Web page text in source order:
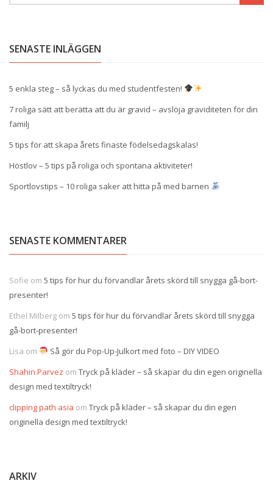
SENASTE INLÄGGEN
5 enkla steg – så lyckas du med studentfesten!
7 roliga sätt att berätta att du är gravid – avslöja graviditeten för din
familj
5 tips för att skapa årets finaste födelsedagskalas!
Höstlov – 5 tips på roliga och spontana aktiviteter!
Sportlovstips – 10 roliga saker att hitta på med barnen
SENASTE KOMMENTARER
Sofie om 5 tips för hur du förvandlar årets skörd till snygga gå-bort-
presenter!
Ethel Milberg om 5 tips för hur du förvandlar årets skörd till snygga
gå-bort-presenter!
Lisa om
Så gör du Pop-Up-Julkort med foto – DIY VIDEO
Shahin Parvez om Tryck på kläder – så skapar du din egen originella
design med textiltryck!
clipping path asia om Tryck på kläder – så skapar du din egen
originella design med textiltryck!
ARKIV